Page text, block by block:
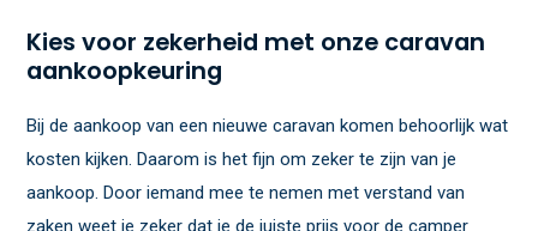
Kies voor zekerheid met onze caravan
aankoopkeuring
Bij de aankoop van een nieuwe caravan komen behoorlijk wat
kosten kijken. Daarom is het fijn om zeker te zijn van je
aankoop. Door iemand mee te nemen met verstand van
zaken weet je zeker dat je de juiste prijs voor de camper